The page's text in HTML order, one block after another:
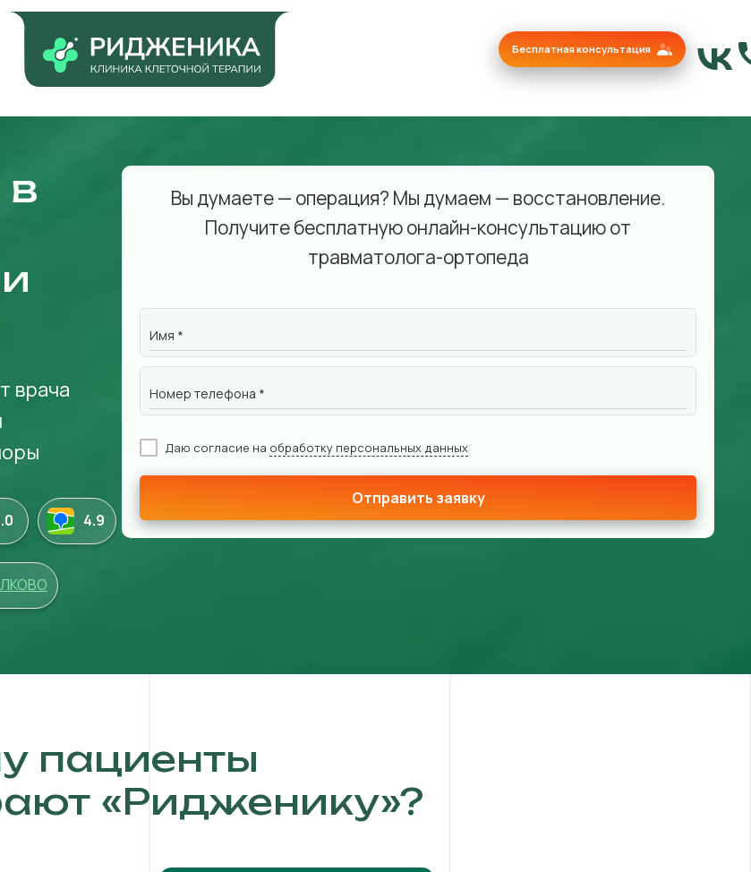
Бесплатная консультация
в
врача
4.9
Вы думаете — операция? Мы думаем — восстановление.
Получите бесплатную онлайн-консультацию от
травматолога-ортопеда
Имя *
Номер телефона *
Даю согласие на обработку персональных данных
Отправить заявку
пациенты
«Ридженику»?